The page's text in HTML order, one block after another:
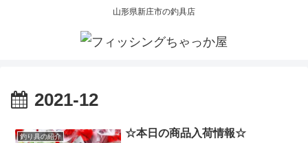
山形県新庄市の釣具店
2021-12
釣り具の紹介 ☆本日の商品入荷情報☆